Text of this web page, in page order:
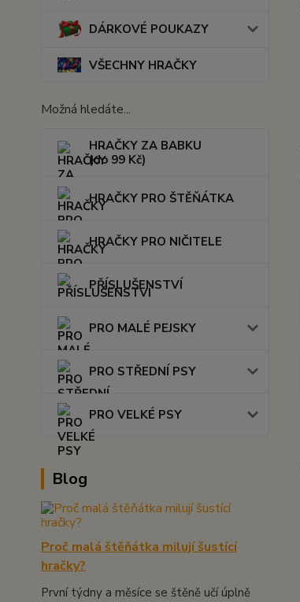
DÁRKOVÉ POUKAZY
VŠECHNY HRAČKY
Možná hledáte...
HRAČKY ZA BABKU
(do 99 Kč)
HRAČKY PRO ŠTĚŇÁTKA
HRAČKY PRO NIČITELE
PŘÍSLUŠENSTVÍ
PRO MALÉ PEJSKY
PRO STŘEDNÍ PSY
PRO VELKÉ PSY
Blog
Proč malá štěňátka milují šustící
hračky?
První týdny a měsíce se štěně učí úplně